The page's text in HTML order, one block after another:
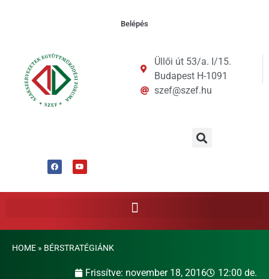
Belépés
Üllői út 53/a. I/15.
Budapest H-1091
szef@szef.hu
HOME » BÉRSTRATÉGIÁNK
Frissítve: november 18, 2016 12:00 de.